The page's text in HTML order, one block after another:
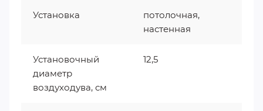
Установка
потолочная,
настенная
Установочный
диаметр
воздуходува, см
12,5